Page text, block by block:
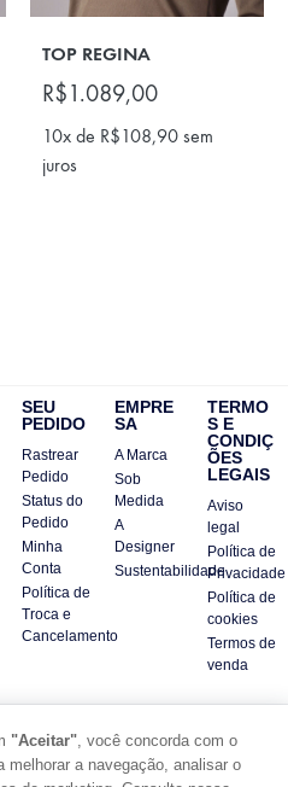
TOP REGINA
R$1.089,00
10x de R$108,90 sem
juros
SEU
PEDIDO
Rastrear
Pedido
Status do
Pedido
Minha
Conta
Política de
Troca e
Cancelamento
EMPRE
SA
A Marca
Sob
Medida
A
Designer
Sustentabilidade
TERMO
S E
CONDIÇ
ÕES
LEGAIS
Aviso
legal
Política de
Privacidade
Política de
cookies
Termos de
venda
"Aceitar", você concorda com o
melhorar a navegação, analisar o